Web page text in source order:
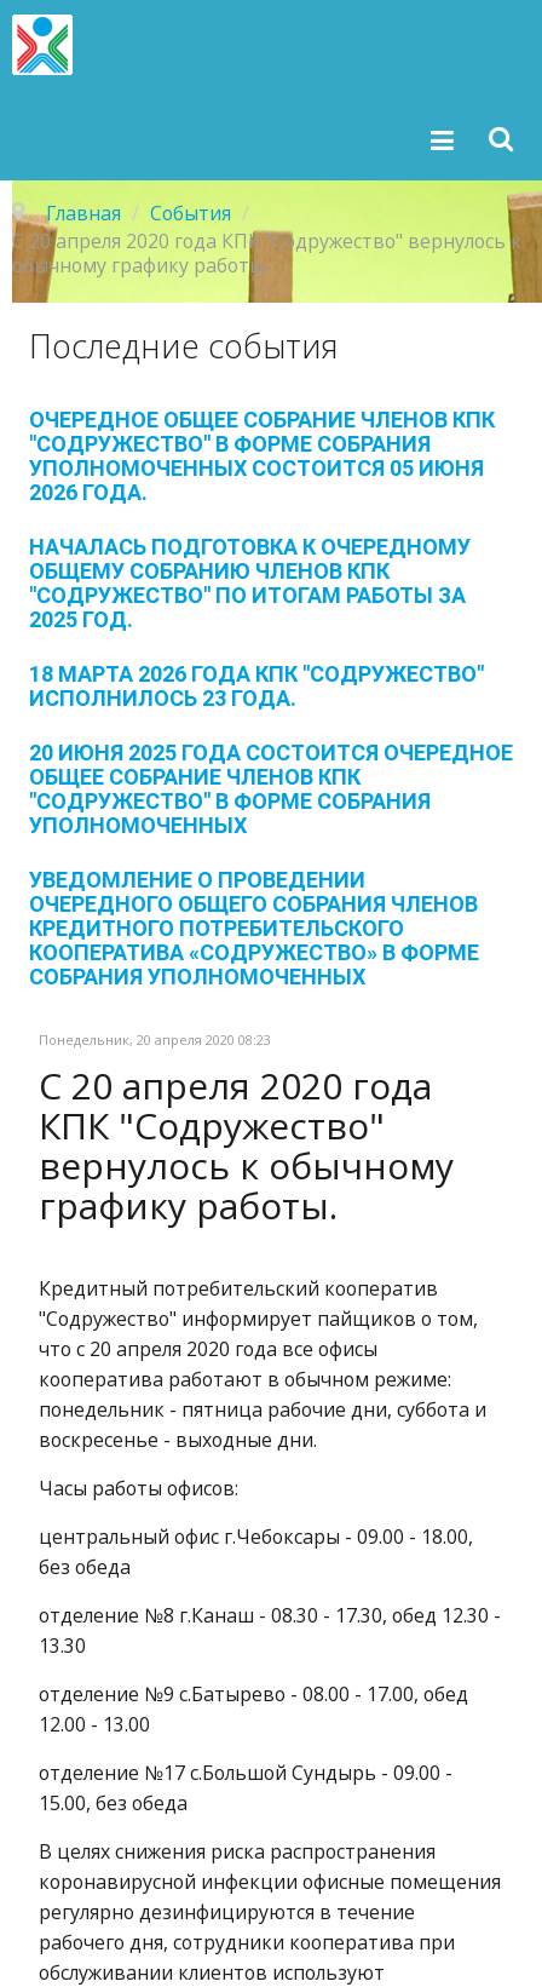
Главная / События /
С 20 апреля 2020 года КПК "Содружество" вернулось к
обычному графику работы.
Последние события
ОЧЕРЕДНОЕ ОБЩЕЕ СОБРАНИЕ ЧЛЕНОВ КПК
"СОДРУЖЕСТВО" В ФОРМЕ СОБРАНИЯ
УПОЛНОМОЧЕННЫХ СОСТОИТСЯ 05 ИЮНЯ
2026 ГОДА.
НАЧАЛАСЬ ПОДГОТОВКА К ОЧЕРЕДНОМУ
ОБЩЕМУ СОБРАНИЮ ЧЛЕНОВ КПК
"СОДРУЖЕСТВО" ПО ИТОГАМ РАБОТЫ ЗА
2025 ГОД.
18 МАРТА 2026 ГОДА КПК "СОДРУЖЕСТВО"
ИСПОЛНИЛОСЬ 23 ГОДА.
20 ИЮНЯ 2025 ГОДА СОСТОИТСЯ ОЧЕРЕДНОЕ
ОБЩЕЕ СОБРАНИЕ ЧЛЕНОВ КПК
"СОДРУЖЕСТВО" В ФОРМЕ СОБРАНИЯ
УПОЛНОМОЧЕННЫХ
УВЕДОМЛЕНИЕ О ПРОВЕДЕНИИ
ОЧЕРЕДНОГО ОБЩЕГО СОБРАНИЯ ЧЛЕНОВ
КРЕДИТНОГО ПОТРЕБИТЕЛЬСКОГО
КООПЕРАТИВА «СОДРУЖЕСТВО» В ФОРМЕ
СОБРАНИЯ УПОЛНОМОЧЕННЫХ
Понедельник, 20 апреля 2020 08:23
С 20 апреля 2020 года
КПК "Содружество"
вернулось к обычному
графику работы.
Кредитный потребительский кооператив
"Содружество" информирует пайщиков о том,
что с 20 апреля 2020 года все офисы
кооператива работают в обычном режиме:
понедельник - пятница рабочие дни, суббота и
воскресенье - выходные дни.
Часы работы офисов:
центральный офис г.Чебоксары - 09.00 - 18.00,
без обеда
отделение №8 г.Канаш - 08.30 - 17.30, обед 12.30 -
13.30
отделение №9 с.Батырево - 08.00 - 17.00, обед
12.00 - 13.00
отделение №17 с.Большой Сундырь - 09.00 -
15.00, без обеда
В целях снижения риска распространения
коронавирусной инфекции офисные помещения
регулярно дезинфицируются в течение
рабочего дня, сотрудники кооператива при
обслуживании клиентов используют